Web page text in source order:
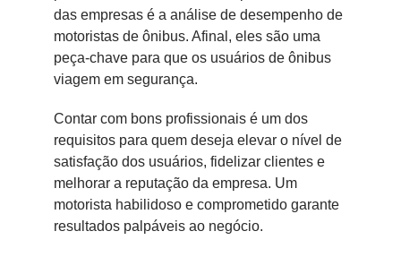
das empresas é a análise de desempenho de
motoristas de ônibus. Afinal, eles são uma
peça-chave para que os usuários de ônibus
viagem em segurança.
Contar com bons profissionais é um dos
requisitos para quem deseja elevar o nível de
satisfação dos usuários, fidelizar clientes e
melhorar a reputação da empresa. Um
motorista habilidoso e comprometido garante
resultados palpáveis ao negócio.